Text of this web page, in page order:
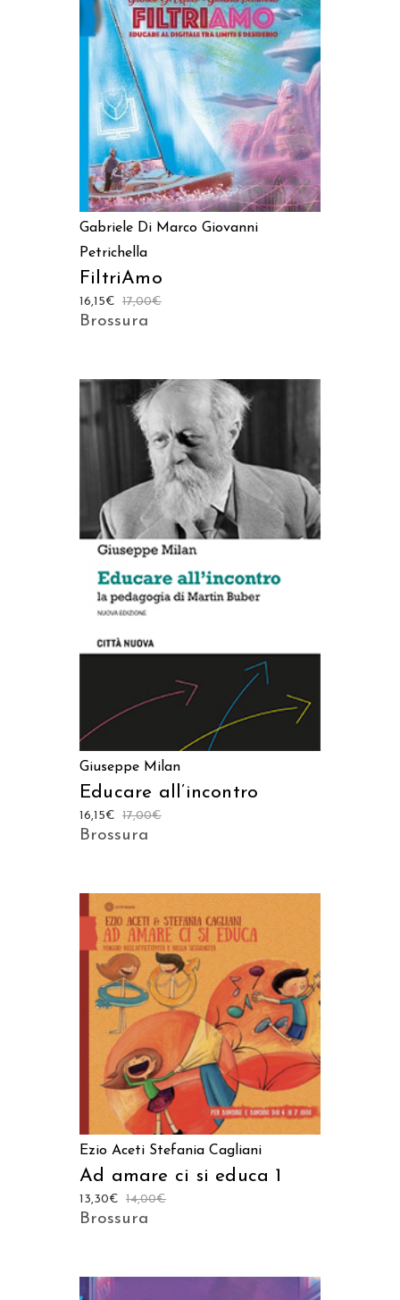
AGGIUNGI AL CARRELLO
Gabriele Di Marco Giovanni
Petrichella
FiltriAmo
17,00€
16,15€
Brossura
Giuseppe Milan
Educare all’incontro
17,00€
16,15€
Brossura
AGGIUNGI AL CARRELLO
Ezio Aceti Stefania Cagliani
Ad amare ci si educa 1
14,00€
13,30€
Brossura